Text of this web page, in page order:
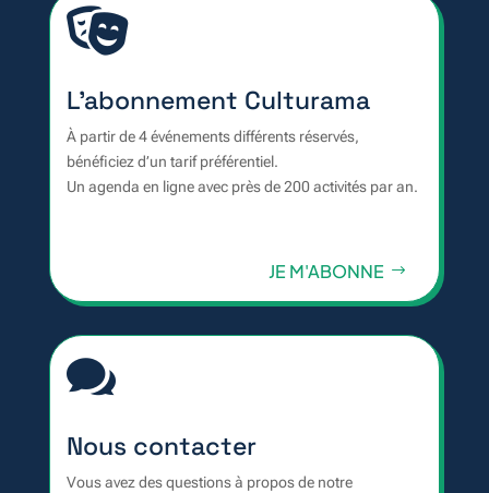

L'abonnement Culturama
À partir de 4 événements différents réservés,
bénéficiez d’un tarif préférentiel.
Un agenda en ligne avec près de 200 activités par an.
JE M'ABONNE

Nous contacter
Vous avez des questions à propos de notre